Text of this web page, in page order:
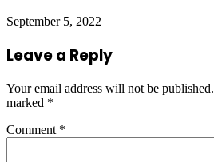
September 5, 2022
Leave a Reply
Your email address will not be published.
marked *
Comment *